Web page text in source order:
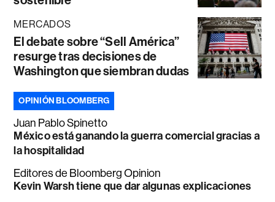
MERCADOS
El debate sobre “Sell América”
resurge tras decisiones de
Washington que siembran dudas
OPINIÓN BLOOMBERG
Juan Pablo Spinetto
México está ganando la guerra comercial gracias a
la hospitalidad
Editores de Bloomberg Opinion
Kevin Warsh tiene que dar algunas explicaciones